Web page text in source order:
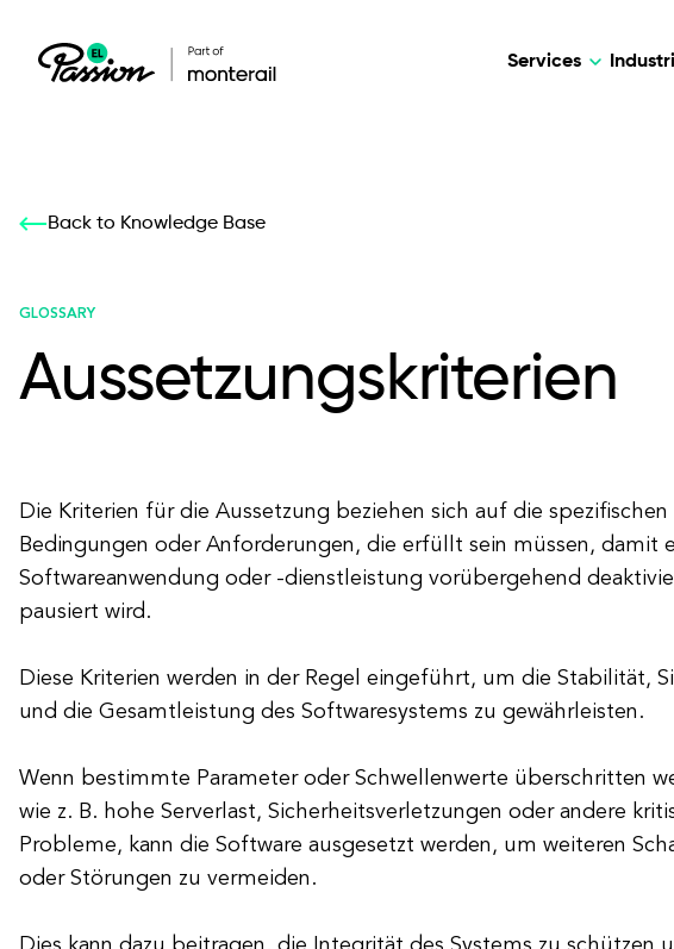
Services
Our services: build,
All services
Our services: build,
Back to Knowledge Base
GLOSSARY
Aussetzungskriterien
Die Kriterien für die Aussetzung beziehen sich auf die spezifischen
Bedingungen oder Anforderungen, die erfüllt sein müssen, damit
Softwareanwendung oder -dienstleistung vorübergehend
pausiert wird.
Diese Kriterien werden in der Regel eingeführt, um die Stabilität,
und die Gesamtleistung des Softwaresystems zu gewährleisten.
Wenn bestimmte Parameter oder Schwellenwerte überschritten
wie z. B. hohe Serverlast, Sicherheitsverletzungen oder andere
Probleme, kann die Software ausgesetzt werden, um weiteren
oder Störungen zu vermeiden.